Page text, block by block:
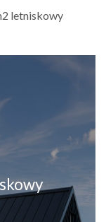
letniskowy